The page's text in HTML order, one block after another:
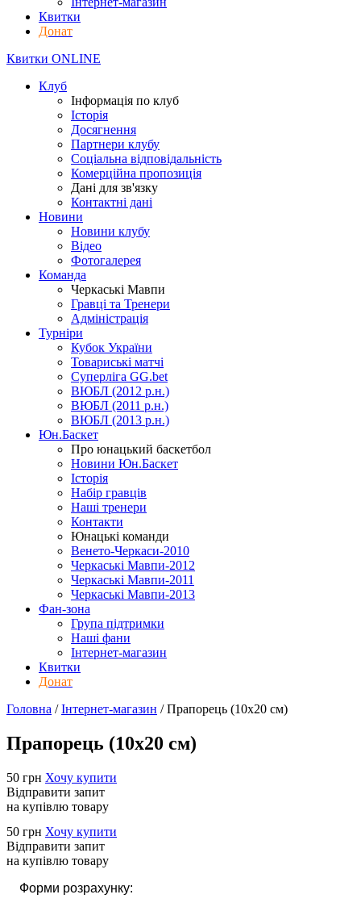
Квитки
Донат
Квитки ONLINE
Клуб
Інформація по клуб
Історія
Досягнення
Партнери клубу
Соціальна відповідальність
Комерційна пропозиція
Дані для зв'язку
Контактні дані
Новини
Новини клубу
Відео
Фотогалерея
Команда
Черкаські Мавпи
Гравці та Тренери
Адміністрація
Турніри
Кубок України
Товариські матчі
Суперліга GG.bet
ВЮБЛ (2012 р.н.)
ВЮБЛ (2011 р.н.)
ВЮБЛ (2013 р.н.)
Юн.Баскет
Про юнацький баскетбол
Новини Юн.Баскет
Історія
Набір гравців
Наші тренери
Контакти
Юнацькі команди
Венето-Черкаси-2010
Черкаські Мавпи-2012
Черкаські Мавпи-2011
Черкаські Мавпи-2013
Фан-зона
Група підтримки
Наші фани
Інтернет-магазин
Квитки
Донат
Головна /Інтернет-магазин /Прапорець (10х20 см)
Прапорець (10х20 см)
50 грн Хочу купити
Відправити запит
на купівлю товару
50 грн Хочу купити
Відправити запит
на купівлю товару
Форми розрахунку: